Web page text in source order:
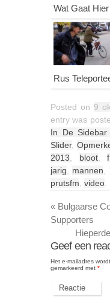
Wat Gaat
Rus
Posted on 9
entry was
In De Sidebar
Slider,
2013
bloot,
jarig
mannen
prutsfm video
« Bulgaarse
Supporters
Geef een
Het e-mailadres
gemarkeerd met *
Reactie